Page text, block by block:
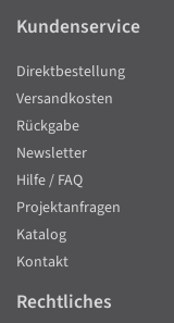
Kundenservice
Direktbestellung
Versandkosten
Rückgabe
Newsletter
Hilfe / FAQ
Projektanfragen
Katalog
Kontakt
Rechtliches